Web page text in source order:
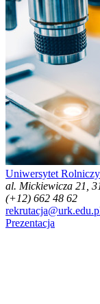
Uniwersytet
al. Mickiewicza 21,
(+12) 662 48 62
Prezentacja